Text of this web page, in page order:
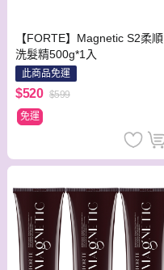
【FORTE】Magnetic S2柔順
洗髮精500g*1入
此商品免運
$520 $599
免運